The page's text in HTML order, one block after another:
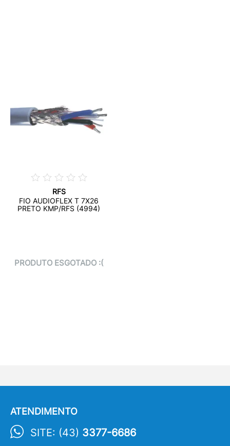
RFS
FIO AUDIOFLEX T 7X26
PRETO KMP/RFS (4994)
PRODUTO ESGOTADO :(
ATENDIMENTO
SITE: (43) 3377-6686